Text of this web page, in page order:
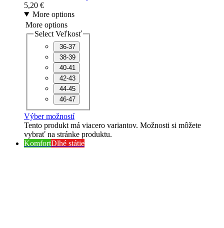
5,20 €
More options
More options
Select Veľkosť
36-37
38-39
40-41
42-43
44-45
46-47
Výber možností
Tento produkt má viacero variantov. Možnosti si môžete
vybrať na stránke produktu.
KomfortDlhé státie